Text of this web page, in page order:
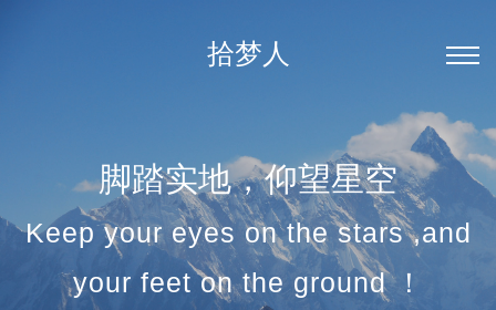
拾梦人
脚踏实地，仰望星空
Keep your eyes on the stars ,and
your feet on the ground ！